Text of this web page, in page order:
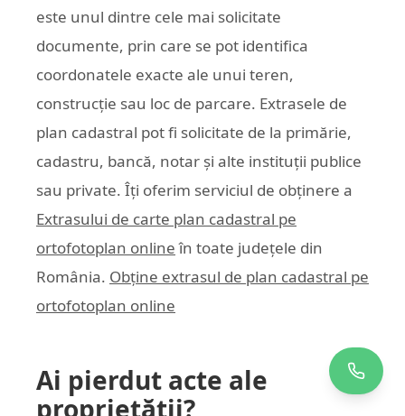
este unul dintre cele mai solicitate
documente, prin care se pot identifica
coordonatele exacte ale unui teren,
construcție sau loc de parcare. Extrasele de
plan cadastral pot fi solicitate de la primărie,
cadastru, bancă, notar și alte instituții publice
sau private. Îți oferim serviciul de obținere a
Extrasului de carte plan cadastral pe
ortofotoplan online în toate județele din
România. Obține extrasul de plan cadastral pe
ortofotoplan online
Ai pierdut acte ale
proprietății?